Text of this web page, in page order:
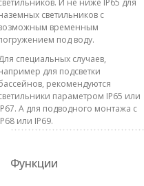
И не ниже IP65 для
светильников с
временным
под воду.
специальных случаев,
для подсветки
рекомендуются
параметром IP65 или
А для подводного монтажа с
или IP69.
Функции